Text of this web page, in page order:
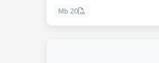
20 Mb